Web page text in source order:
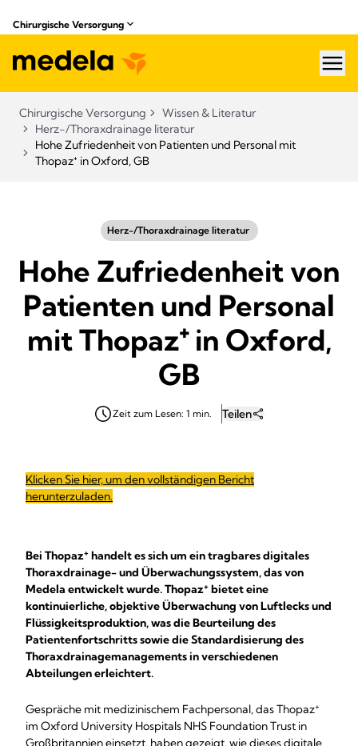
Chirurgische Versorgung
Chirurgische Versorgung
Wissen & Literatur​
Herz-/Thoraxdrainage literatur
Hohe Zufriedenheit von Patienten und Personal mit
Thopaz⁺ in Oxford, GB
Herz-/Thoraxdrainage literatur ​
Hohe Zufriedenheit von
Patienten und Personal
mit Thopaz⁺ in Oxford,
GB
Zeit zum Lesen: 1 min. Teilen
Klicken Sie hier, um den vollständigen Bericht
herunterzuladen.
Bei Thopaz+ handelt es sich um ein tragbares digitales
Thoraxdrainage- und Überwachungssystem, das von
Medela entwickelt wurde. Thopaz+ bietet eine
kontinuierliche, objektive Überwachung von Luftlecks und
Flüssigkeitsproduktion, was die Beurteilung des
Patientenfortschritts sowie die Standardisierung des
Thoraxdrainagemanagements in verschiedenen
Abteilungen erleichtert.
Gespräche mit medizinischem Fachpersonal, das Thopaz+
im Oxford University Hospitals NHS Foundation Trust in
Großbritannien einsetzt, haben gezeigt, wie dieses digitale